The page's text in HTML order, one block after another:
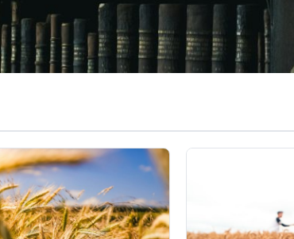
зерна: чому сировинна